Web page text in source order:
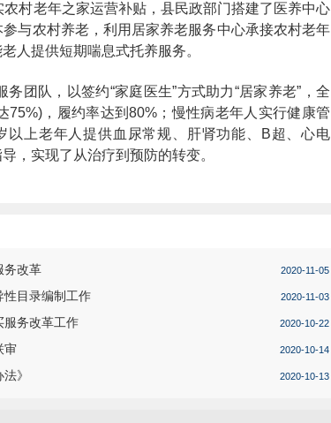
村老年之家运营补贴，县民政部门搭建了医养中心
与农村养老，利用居家养老服务中心承接农村老年
人提供短期喘息式托养服务。
团队，以签约“家庭医生”方式助力“居家养老”，全
，履约率达到80%；慢性病老年人实行健康管
以上老年人提供血尿常规、肝肾功能、B超、心电
，实现了从治疗到预防的转变。
务改革 2020-11-05
性目录编制工作 2020-11-03
服务改革工作 2020-10-22
审 2020-10-14
》 2020-10-13